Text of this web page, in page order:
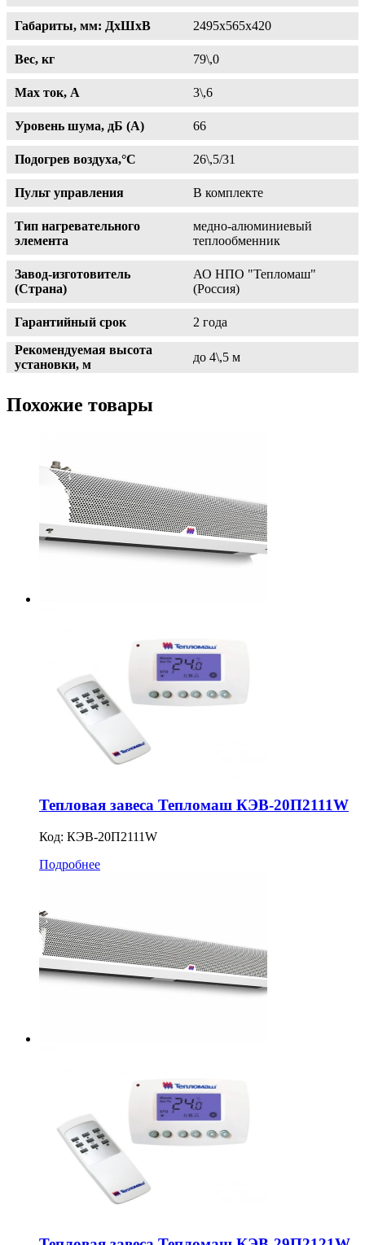
Габариты, мм: ДхШхВ 2495х565х420
Вес, кг 79\,0
Max ток, A 3\,6
Уровень шума, дБ (А) 66
Подогрев воздуха,°С 26\,5/31
Пульт управления В комплекте
Тип нагревательного
элемента
медно-алюминиевый
теплообменник
Завод-изготовитель
(Страна)
АО НПО "Тепломаш"
(Россия)
Гарантийный срок
2 года
Рекомендуемая высота
установки, м
до 4\,5 м
Похожие товары
Тепловая завеса Тепломаш КЭВ-20П2111W
Код: КЭВ-20П2111W
Подробнее